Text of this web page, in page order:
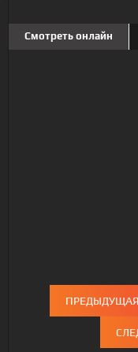
Смотреть онлайн
ПРЕДЫДУЩАЯ